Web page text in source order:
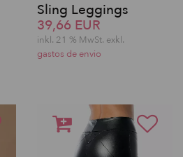
Sling Leggings
39,66 EUR
inkl. 21 % MwSt. exkl.
gastos de envio